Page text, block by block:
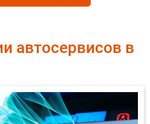
автосервисов в